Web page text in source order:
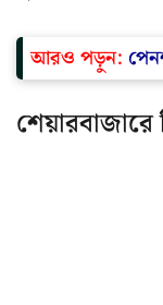
আরও পড়ুন: